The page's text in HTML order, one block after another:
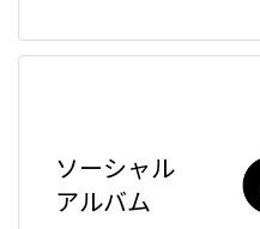
ソーシャル
アルバム